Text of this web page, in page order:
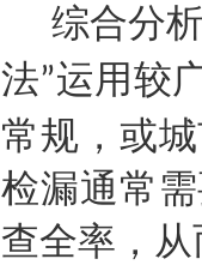
综合分
法”运用较
常规，或
检漏通常
查全率，